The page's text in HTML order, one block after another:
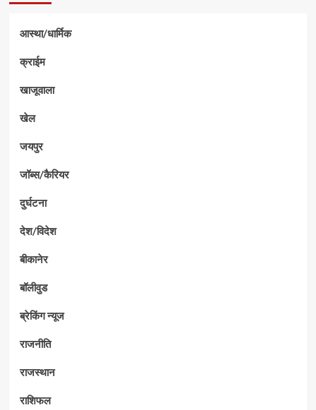
आस्था/धार्मिक
क्राईम
खाजूवाला
खेल
जयपुर
जॉब्स/कैरियर
दुर्घटना
देश/विदेश
बीकानेर
बॉलीवुड
ब्रेकिंग न्यूज
राजनीति
राजस्थान
राशिफल